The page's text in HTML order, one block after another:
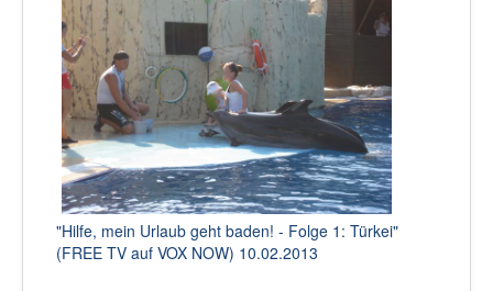
"Hilfe, mein Urlaub geht baden! - Folge 1: Türkei"
(FREE TV auf VOX NOW) 10.02.2013